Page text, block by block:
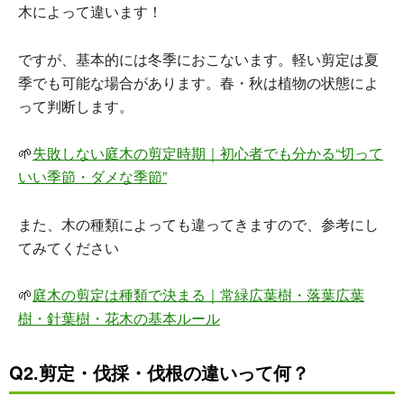
木によって違います！
ですが、基本的には冬季におこないます。軽い剪定は夏
季でも可能な場合があります。春・秋は植物の状態によ
って判断します。
🌱失敗しない庭木の剪定時期｜初心者でも分かる“切って
いい季節・ダメな季節”
また、木の種類によっても違ってきますので、参考にし
てみてください
🌱庭木の剪定は種類で決まる｜常緑広葉樹・落葉広葉
樹・針葉樹・花木の基本ルール
Q2.剪定・伐採・伐根の違いって何？